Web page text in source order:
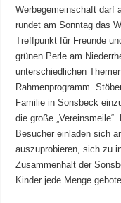
Werbegemeinschaft darf
rundet am Sonntag das
Treffpunkt für Freunde
grünen Perle am
unterschiedlichen
Rahmenprogramm.
Familie in Sonsbeck
die große
Besucher einladen sich
auszuprobieren, sich zu
Zusammenhalt der
Kinder jede Menge